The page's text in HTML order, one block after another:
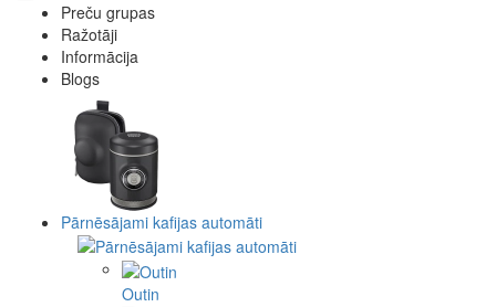
Preču grupas
Ražotāji
Informācija
Blogs
Pārnēsājami kafijas automāti
Outin